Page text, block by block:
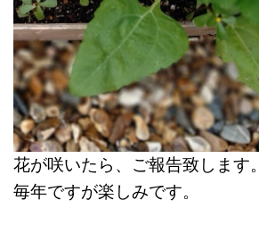
花が咲いたら、ご報告致します。
毎年ですが楽しみです。